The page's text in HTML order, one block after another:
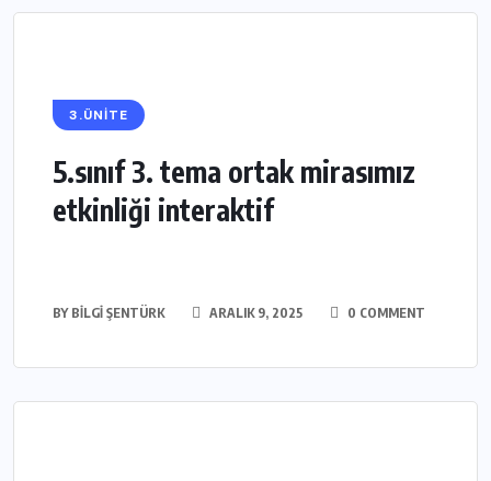
3.ÜNİTE
5.sınıf 3. tema ortak mirasımız
etkinliği interaktif
BY BILGI ŞENTÜRK ARALIK 9, 2025 0 COMMENT